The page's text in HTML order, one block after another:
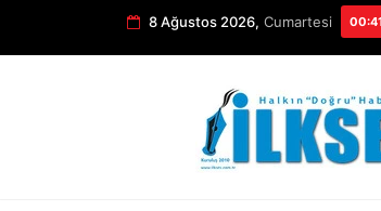
8 Ağustos 2026, Cumartesi